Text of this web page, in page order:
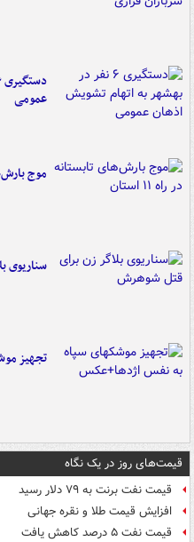
عمومی
موج بارش‌های
سناریوی
تجهیز
قیمت‌های روز در یک نگاه
قیمت نفت برنت به ۷۹ دلار رسید
افزایش قیمت طلا و نقره جهانی
قیمت نفت ۵ درصد کاهش یافت